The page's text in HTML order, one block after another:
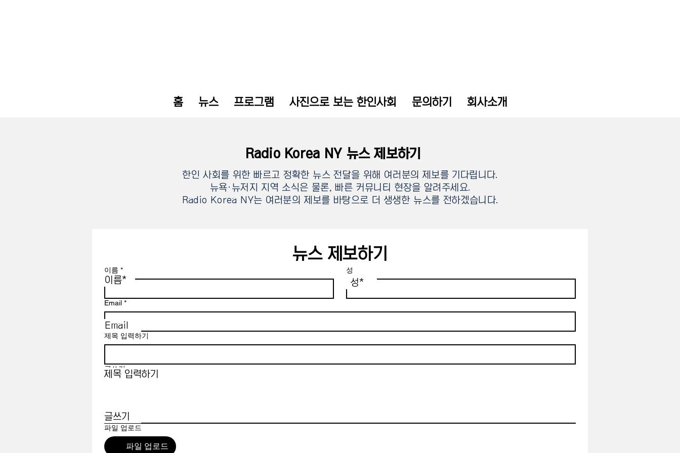
홈 뉴스 프로그램 사진으로 보는 한인사회 문의하기 회사소개
Radio Korea NY 뉴스 제보하기
한인 사회를 위한 빠르고 정확한 뉴스 전달을 위해 여러분의 제보를 기다립니다.
뉴욕·뉴저지 지역 소식은 물론, 빠른 커뮤니티 현장을 알려주세요.
Radio Korea NY는 여러분의 제보를 바탕으로 더 생생한 뉴스를 전하겠습니다.
뉴스 제보하기
이름 * 성
Email *
제목 입력하기
글쓰기
파일 업로드
파일 업로드
이름* 성*
제목 입력하기
글쓰기
Email